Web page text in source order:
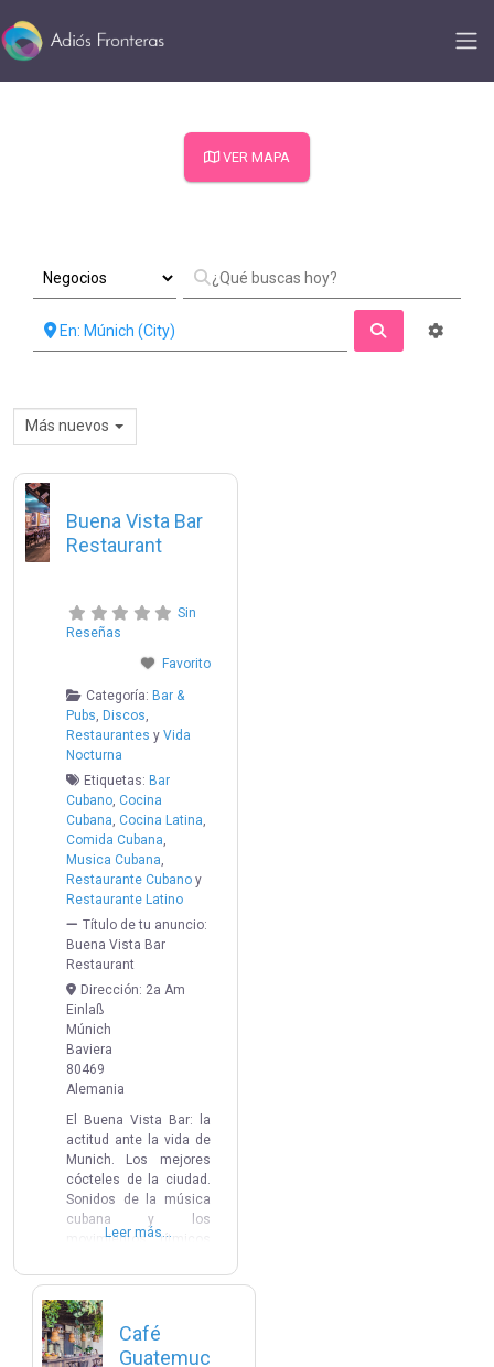
VER MAPA
Búsqueda
Más nuevos
Buena Vista Bar
Restaurant
Sin
Reseñas
Favorito
Categoría: Bar &
Pubs, Discos,
Restaurantes y Vida
Nocturna
Etiquetas: Bar
Cubano, Cocina
Cubana, Cocina Latina,
Comida Cubana,
Musica Cubana,
Restaurante Cubanoy
Restaurante Latino
Título de tu anuncio:
Buena Vista Bar
Restaurant
Dirección: 2a Am
Einlaß
Múnich
Baviera
80469
Alemania
El Buena Vista Bar: la
actitud ante la vida de
Munich. Los mejores
cócteles de la ciudad.
Sonidos de la música
cubana y los
movimientos rítmicos
animado Buena Vista
Bar y sumérjase en el
mundo de Cuba! Y eso
en medio de Munich.
Eventos
Leer más...
Café
Guatemuc